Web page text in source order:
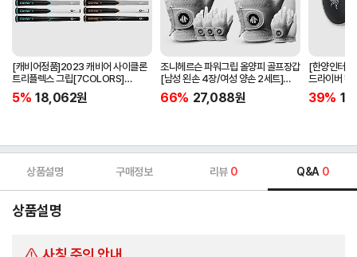
[캐비어정품]2023 캐비어 사이클론
트리플렉스 그립[7COLORS]
[라운드][39g/42g/46g/50g]
[R/S 토크]
5% 18,062원
조니헤르슨 파워그립 올양피 골프장갑
[남성 왼손 4장/여성 양손 2세트]
[화이트][케이스포함]
66% 27,088원
[한양인터
드라이버 헤
[HD-302]
39%
상품설명 구매정보 리뷰 0 Q&A 0
상품설명